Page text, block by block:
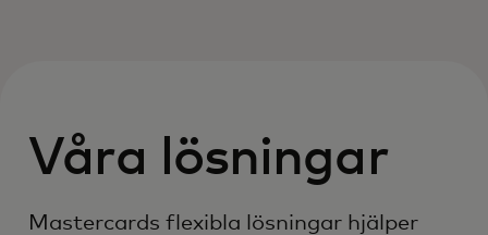
Våra lösningar
Mastercards flexibla lösningar hjälper